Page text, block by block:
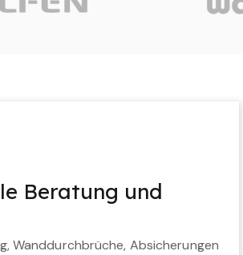
Beratung und
Wanddurchbrüche, Absicherungen